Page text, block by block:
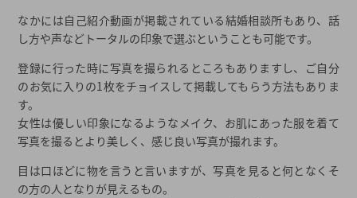
なかには自己紹介動画が掲載されている結婚相談所もあり、話
し方や声などトータルの印象で選ぶということも可能です。
登録に行った時に写真を撮られるところもありますし、ご自分
のお気に入りの1枚をチョイスして掲載してもらう方法もありま
す。
女性は優しい印象になるようなメイク、お肌にあった服を着て
写真を撮るとより美しく、感じ良い写真が撮れます。
目は口ほどに物を言うと言いますが、写真を見ると何となくそ
の方の人となりが見えるもの。